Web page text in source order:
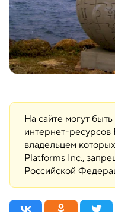
На сайте могут
интернет-
владельцем
Platforms Inc.,
Российской